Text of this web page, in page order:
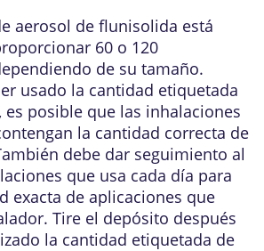
aerosol de flunisolida está
60 o 120
de su tamaño.
usado la cantidad etiquetada
es posible que las inhalaciones
la cantidad correcta de
debe dar seguimiento al
que usa cada día para
exacta de aplicaciones que
Tire el depósito después
la cantidad etiquetada de